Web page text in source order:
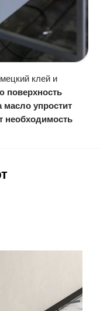
клей и
поверхность
масло упростит
необходимость